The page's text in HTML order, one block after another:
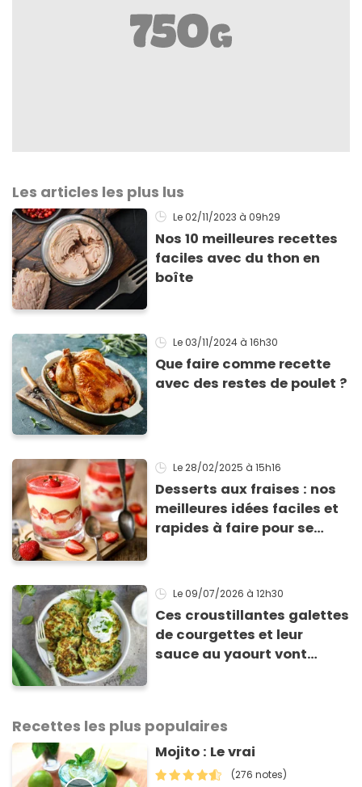
Les articles les plus lus
Le 02/11/2023 à 09h29
Nos 10 meilleures recettes
faciles avec du thon en
boîte
Le 03/11/2024 à 16h30
Que faire comme recette
avec des restes de poulet ?
Le 28/02/2025 à 15h16
Desserts aux fraises : nos
meilleures idées faciles et
rapides à faire pour se
Le 09/07/2026 à 12h30
Ces croustillantes galettes
de courgettes et leur
sauce au yaourt vont
Recettes les plus populaires
Mojito : Le vrai
(276 notes)